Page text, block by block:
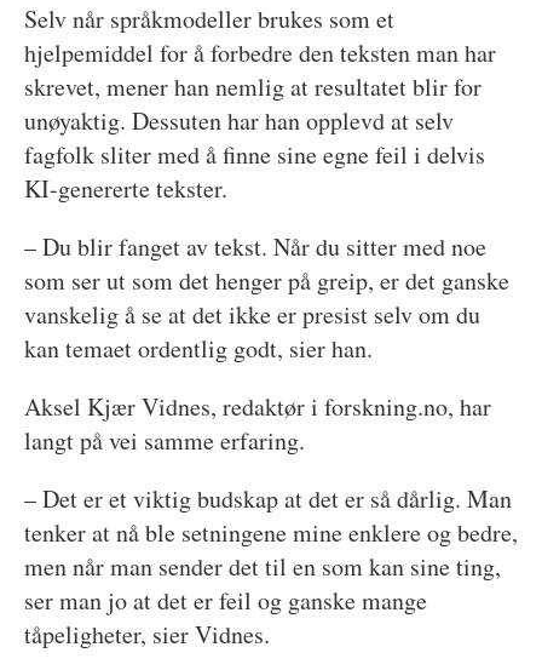
Selv når språkmodeller brukes som et
hjelpemiddel for å forbedre den teksten man har
skrevet, mener han nemlig at resultatet blir for
unøyaktig. Dessuten har han opplevd at selv
fagfolk sliter med å finne sine egne feil i delvis
KI-genererte tekster.
– Du blir fanget av tekst. Når du sitter med noe
som ser ut som det henger på greip, er det ganske
vanskelig å se at det ikke er presist selv om du
kan temaet ordentlig godt, sier han.
Aksel Kjær Vidnes, redaktør i forskning.no, har
langt på vei samme erfaring.
– Det er et viktig budskap at det er så dårlig. Man
tenker at nå ble setningene mine enklere og bedre,
men når man sender det til en som kan sine ting,
ser man jo at det er feil og ganske mange
tåpeligheter, sier Vidnes.